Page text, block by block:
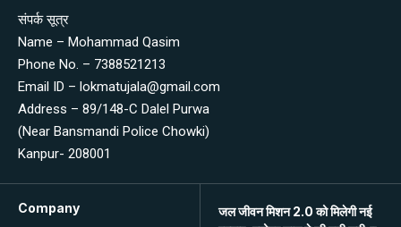
संपर्क सूत्र
Name – Mohammad Qasim
Phone No. – 7388521213
Email ID – lokmatujala@gmail.com
Address – 89/148-C Dalel Purwa
(Near Bansmandi Police Chowki)
Kanpur- 208001
Company
जल जीवन मिशन 2.0 को मिलेगी नई